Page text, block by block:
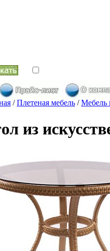
/Плетеная мебель /Мебель
из